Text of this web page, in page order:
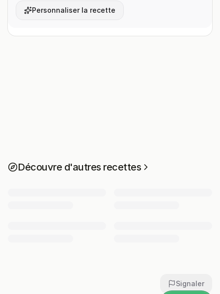
Personnaliser la recette
Découvre d'autres recettes
Signaler